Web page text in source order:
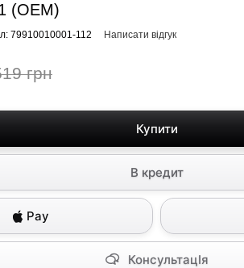
(OEM)
79910010001-112 Написати відгук
грн
Купити
В кредит
КонсультацІя
Pay